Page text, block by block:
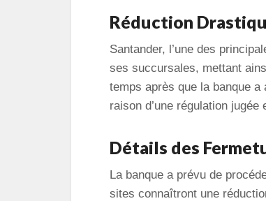
Réduction
Santander, l’une des
ses succursales, mettant
temps après que la banque
raison d’une régulation jugée
Détails des
La banque a prévu de
sites connaîtront une